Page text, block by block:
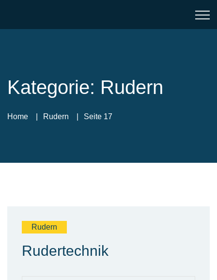
Kategorie: Rudern
Home Rudern Seite 17
Rudern
Rudertechnik